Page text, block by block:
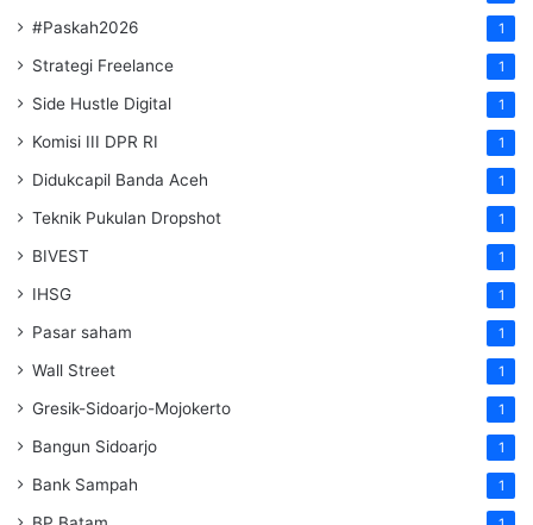
#Paskah2026 1
Strategi Freelance 1
Side Hustle Digital 1
Komisi III DPR RI 1
Didukcapil Banda Aceh 1
Teknik Pukulan Dropshot 1
BIVEST 1
IHSG 1
Pasar saham 1
Wall Street 1
Gresik-Sidoarjo-Mojokerto 1
Bangun Sidoarjo 1
Bank Sampah 1